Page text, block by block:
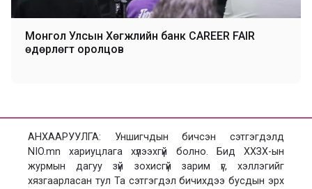
Монгол Улсын Хөгжлийн банк CAREER FAIR
өдөрлөгт оролцов
АНХААРУУЛГА: Уншигчдын бичсэн сэтгэгдэлд
NIO.mn хариуцлага хүлээхгүй болно. Бид ХХЗХ-ын
журмын дагуу зүй зохисгүй зарим үг, хэллэгийг
хязгаарласан тул Та сэтгэгдэл бичихдээ бусдын эрх